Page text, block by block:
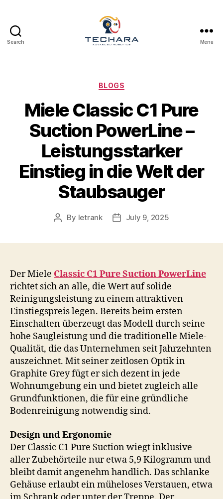
Search Menu
Categories
BLOGS
Miele Classic C1 Pure
Suction PowerLine –
Leistungsstarker
Einstieg in die Welt der
Staubsauger
Post
By letrank
PostJuly 9, 2025
Der Miele Classic C1 Pure Suction PowerLine
richtet sich an alle, die Wert auf solide
Reinigungsleistung zu einem attraktiven
Einstiegspreis legen. Bereits beim ersten
Einschalten überzeugt das Modell durch seine
hohe Saugleistung und die traditionelle Miele-
Qualität, die das Unternehmen seit Jahrzehnten
auszeichnet. Mit seiner zeitlosen Optik in
Graphite Grey fügt er sich dezent in jede
Wohnumgebung ein und bietet zugleich alle
Grundfunktionen, die für eine gründliche
Bodenreinigung notwendig sind.
Design und Ergonomie
Der Classic C1 Pure Suction wiegt inklusive
aller Zubehörteile nur etwa 5,9 Kilogramm und
bleibt damit angenehm handlich. Das schlanke
Gehäuse erlaubt ein müheloses Verstauen, etwa